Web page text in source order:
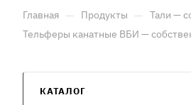
Главная — Продукты — Тали —
Тельферы канатные ВБИ —
КАТАЛОГ